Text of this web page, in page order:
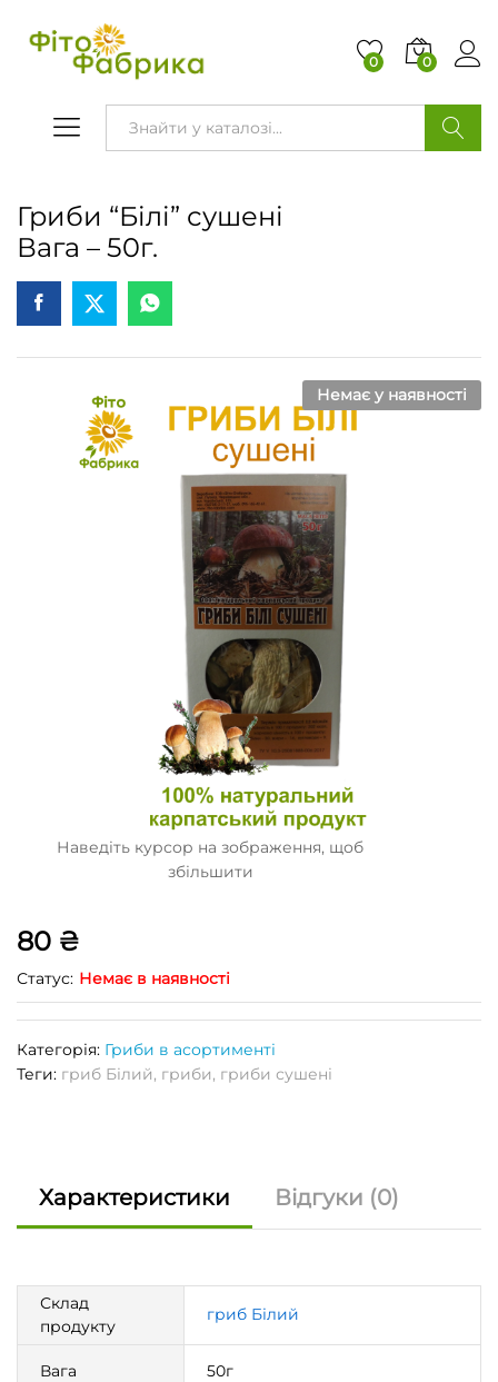
0 0
Гриби “Білі” сушені
Вага – 50г.
Немає у наявності
Наведіть курсор на зображення, щоб
збільшити
80 ₴
Статус: Немає в наявності
Категорія: Гриби в асортименті
Теги: гриб Білий, гриби, гриби сушені
Характеристики Відгуки (0)
Склад
продукту
гриб Білий
Вага 50г